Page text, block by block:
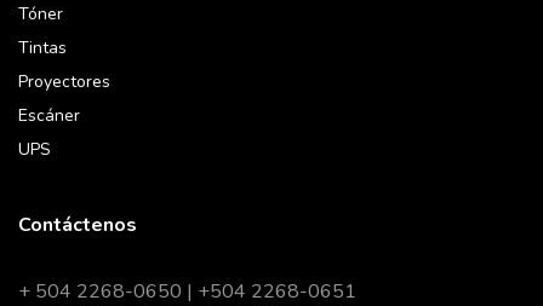
Tóner
Tintas
Proyectores
Escáner
UPS
Contáctenos
+ 504 2268-0650 | +504 2268-0651